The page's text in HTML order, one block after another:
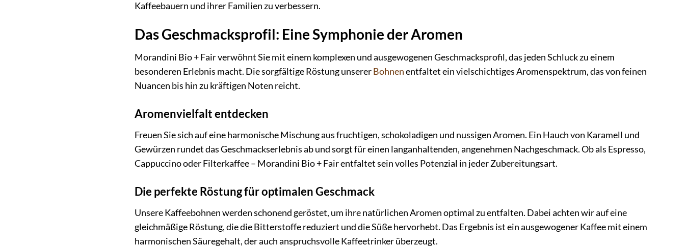
Kaffeebauern und ihrer Familien zu verbessern.
Das Geschmacksprofil: Eine Symphonie der Aromen
Morandini Bio + Fair verwöhnt Sie mit einem komplexen und ausgewogenen Geschmacksprofil, das jeden Schluck zu einem
besonderen Erlebnis macht. Die sorgfältige Röstung unsererBohnenentfaltet ein vielschichtiges Aromenspektrum, das von feinen
Nuancen bis hin zu kräftigen Noten reicht.
Aromenvielfalt entdecken
Freuen Sie sich auf eine harmonische Mischung aus fruchtigen, schokoladigen und nussigen Aromen. Ein Hauch von Karamell und
Gewürzen rundet das Geschmackserlebnis ab und sorgt für einen langanhaltenden, angenehmen Nachgeschmack. Ob als Espresso,
Cappuccino oder Filterkaffee – Morandini Bio + Fair entfaltet sein volles Potenzial in jeder Zubereitungsart.
Die perfekte Röstung für optimalen Geschmack
Unsere Kaffeebohnen werden schonend geröstet, um ihre natürlichen Aromen optimal zu entfalten. Dabei achten wir auf eine
gleichmäßige Röstung, die die Bitterstoffe reduziert und die Süße hervorhebt. Das Ergebnis ist ein ausgewogener Kaffee mit einem
harmonischen Säuregehalt, der auch anspruchsvolle Kaffeetrinker überzeugt.